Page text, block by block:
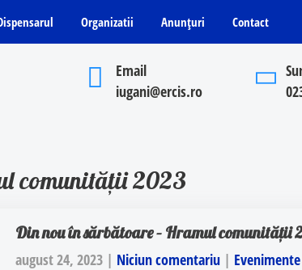
Organizatii Anunțuri Contact
Email
iugani@ercis.ro
comunității 2023
Din nou în sărbătoare – Hramul comunității
august 24, 2023| Niciun comentariu| Evenimente